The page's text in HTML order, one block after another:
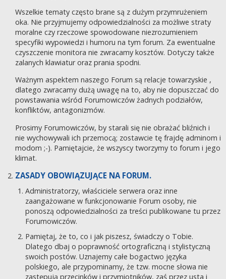
Wszelkie tematy często brane są z dużym przymrużeniem
oka. Nie przyjmujemy odpowiedzialności za możliwe straty
moralne czy rzeczowe spowodowane niezrozumieniem
specyfiki wypowiedzi i humoru na tym forum. Za ewentualne
czyszczenie monitora nie zwracamy kosztów. Dotyczy także
zalanych klawiatur oraz prania spodni.
Ważnym aspektem naszego Forum są relacje towarzyskie ,
dlatego zwracamy dużą uwagę na to, aby nie dopuszczać do
powstawania wśród Forumowiczów żadnych podziałów,
konfliktów, antagonizmów.
Prosimy Forumowiczów, by starali się nie obrażać bliźnich i
nie wychowywali ich przemocą; zostawcie tę frajdę adminom i
modom ;-). Pamiętajcie, że wszyscy tworzymy to forum i jego
klimat.
ZASADY OBOWIĄZUJĄCE NA FORUM.
Administratorzy, właściciele serwera oraz inne
zaangażowane w funkcjonowanie Forum osoby, nie
ponoszą odpowiedzialności za treści publikowane tu przez
Forumowiczów.
Pamiętaj, że to, co i jak piszesz, świadczy o Tobie.
Dlatego dbaj o poprawność ortograficzną i stylistyczną
swoich postów. Uznajemy całe bogactwo języka
polskiego, ale przypominamy, że tzw. mocne słowa nie
zastępują przecinków i przymiotników, zaś przez usta i